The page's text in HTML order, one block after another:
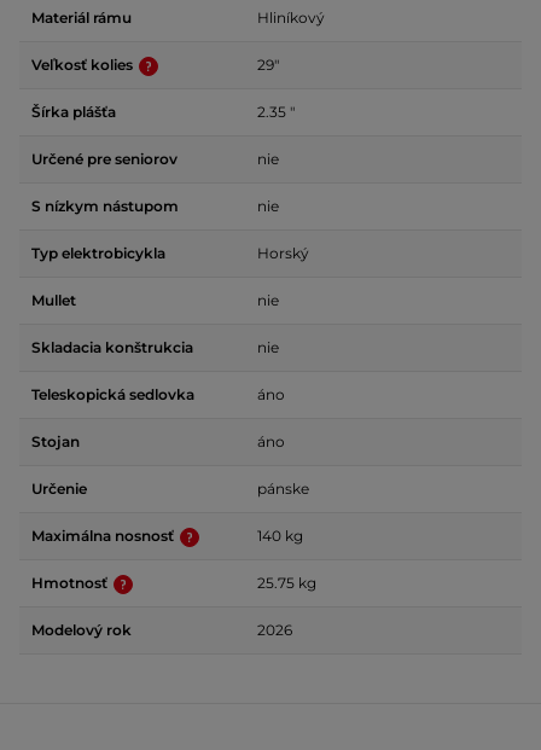
Materiál rámu Hliníkový
Veľkosť kolies 29"
Šírka plášťa 2.35 "
Určené pre seniorov nie
S nízkym nástupom nie
Typ elektrobicykla Horský
Mullet nie
Skladacia konštrukcia nie
Teleskopická sedlovka áno
Stojan áno
Určenie pánske
Maximálna nosnosť 140 kg
Hmotnosť 25.75 kg
Modelový rok 2026